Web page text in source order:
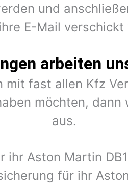
und
E-Mail verschickt
arbeiten
fast allen Kfz
möchten, dann
aus.
ihr Aston Martin
für ihr